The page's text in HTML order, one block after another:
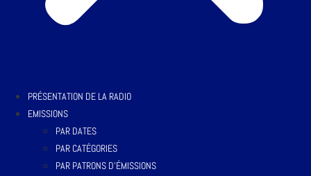
PRÉSENTATION DE LA RADIO
EMISSIONS
PAR DATES
PAR CATÉGORIES
PAR PATRONS D’ÉMISSIONS